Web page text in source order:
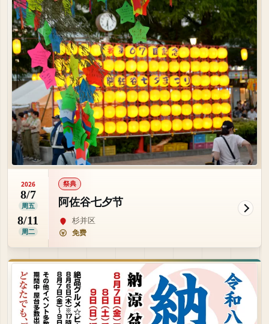
2026
8/7
周五
8/11
周二
祭典
阿佐谷七夕节
杉并区
免费